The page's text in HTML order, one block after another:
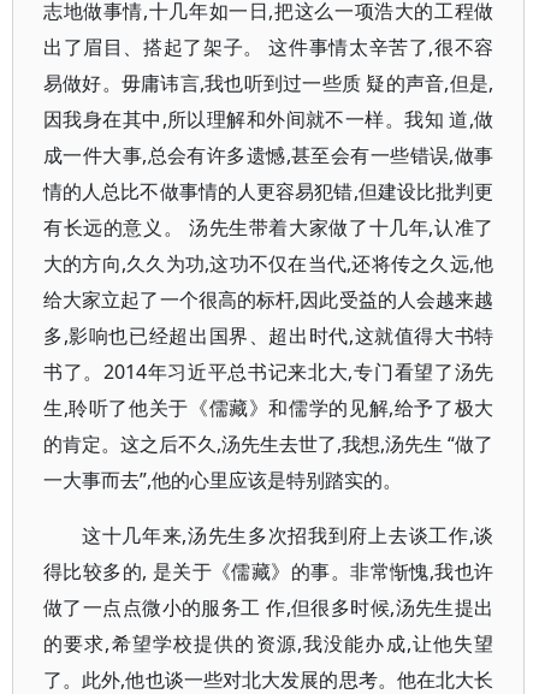
志地做事情,十几年如一日,把这么一项浩大的工程做
出了眉目、搭起了架子。 这件事情太辛苦了,很不容
易做好。毋庸讳言,我也听到过一些质 疑的声音,但是,
因我身在其中,所以理解和外间就不一样。我知 道,做
成一件大事,总会有许多遗憾,甚至会有一些错误,做事
情的人总比不做事情的人更容易犯错,但建设比批判更
有长远的意义。 汤先生带着大家做了十几年,认准了
大的方向,久久为功,这功不仅在当代,还将传之久远,他
给大家立起了一个很高的标杆,因此受益的人会越来越
多,影响也已经超出国界、超出时代,这就值得大书特
书了。2014年习近平总书记来北大,专门看望了汤先
生,聆听了他关于《儒藏》和儒学的见解,给予了极大
的肯定。这之后不久,汤先生去世了,我想,汤先生 “做了
一大事而去”,他的心里应该是特别踏实的。
这十几年来,汤先生多次招我到府上去谈工作,谈
得比较多的, 是关于《儒藏》的事。非常惭愧,我也许
做了一点点微小的服务工 作,但很多时候,汤先生提出
的要求,希望学校提供的资源,我没能办成,让他失望
了。此外,他也谈一些对北大发展的思考。他在北大长